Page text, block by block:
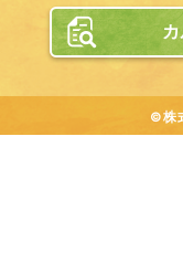
©株